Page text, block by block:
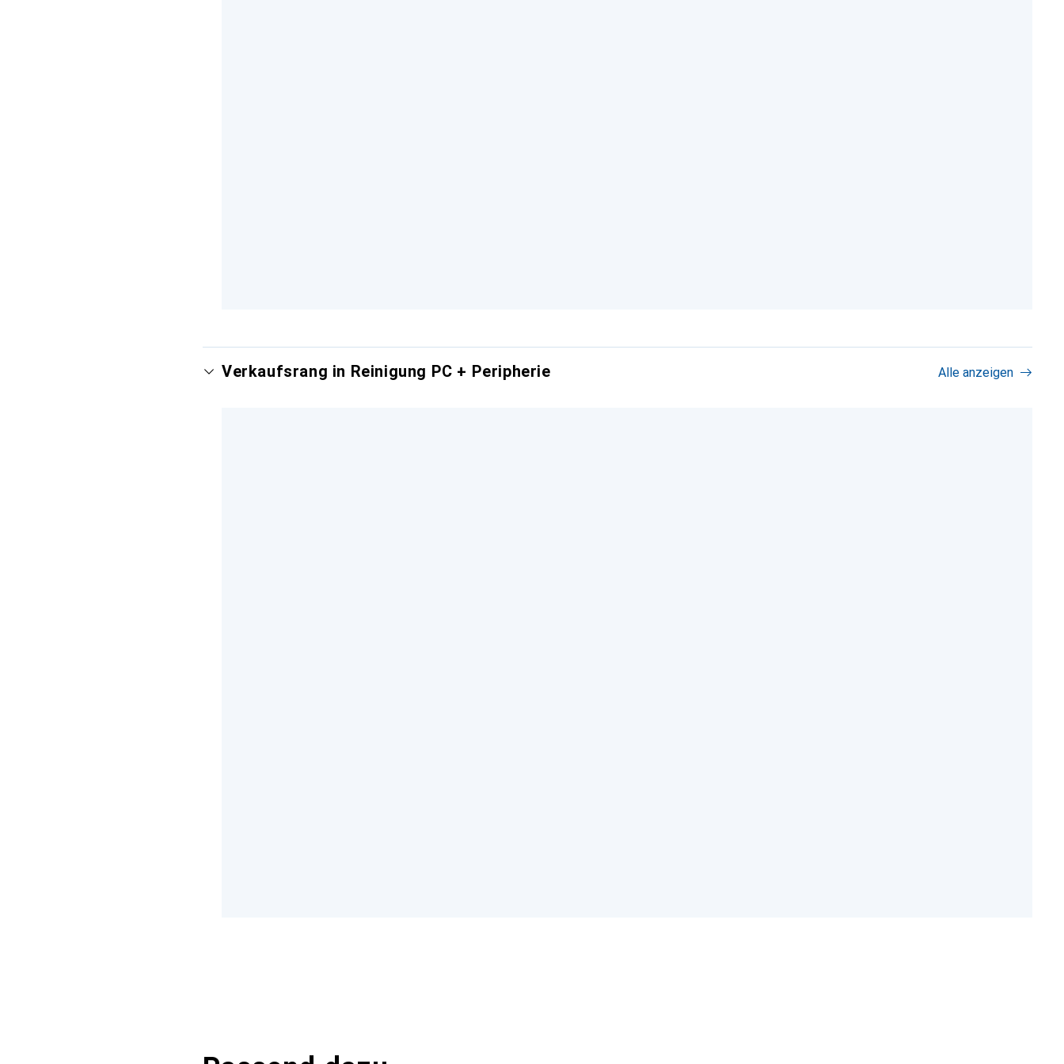
Verkaufsrang in Reinigung PC + Peripherie Alle anzeigen